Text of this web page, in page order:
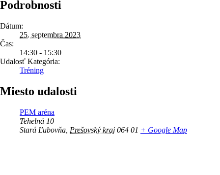
Podrobnosti
Dátum:
25. septembra 2023
Čas:
14:30 - 15:30
Udalosť Kategória:
Tréning
Miesto udalosti
PEM aréna
Tehelná 10
Stará Ľubovňa Prešovský kraj 064 01 + Google Map